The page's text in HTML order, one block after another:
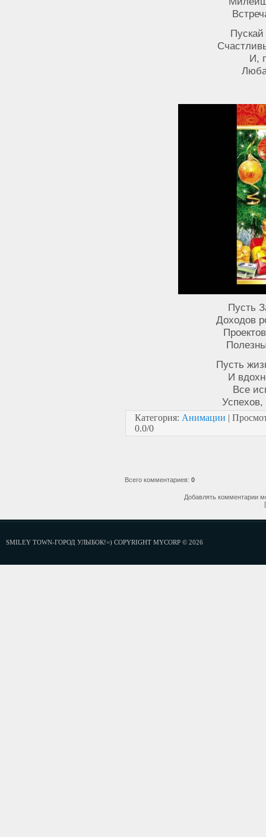
И,
Пусть
Доходов
Пусть
И
Все
Успехов,
Категория: Анимации |
0.0/0
Всего комментариев: 0
Добавлять комментарии
SMILEY TOWN-ГОРОД УЛЫБОК!=) COPYRIGHT MYCORP © 2026